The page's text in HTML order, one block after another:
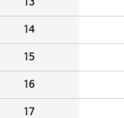
14
15
16
17